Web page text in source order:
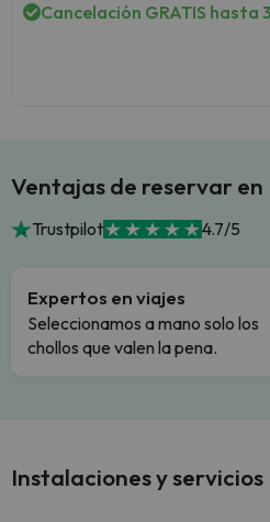
Cancelación GRATIS hasta
Ventajas de reservar en
Trustpilot 4.7/5
Expertos en viajes
Seleccionamos a mano solo los
chollos que valen la pena.
Instalaciones y servicios